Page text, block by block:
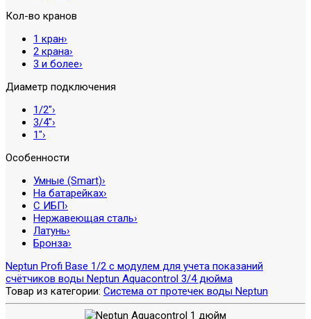
Кол-во кранов
1 кран›
2 крана›
3 и более›
Диаметр подключения
1/2″›
3/4″›
1″›
Особенности
Умные (Smart)›
На батарейках›
С ИБП›
Нержавеющая сталь›
Латунь›
Бронза›
Neptun Profi Base 1/2 с модулем для учета показаний
счётчиков воды Neptun Aquacontrol 3/4 дюйма
Товар из категории: Система от протечек воды Neptun